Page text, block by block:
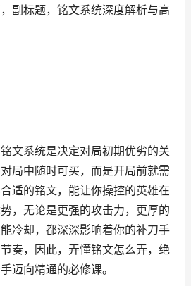
副标题，铭文系统深度解析与高
文系统是决定对局初期优劣的关
局中随时可买，而是开局前就需
适的铭文，能让你操控的英雄在
，无论是更强的攻击力，更厚的
冷却，都深深影响着你的补刀手
奏，因此，弄懂铭文怎么弄，绝
迈向精通的必修课。